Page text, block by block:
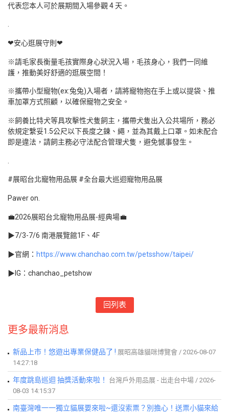
代表您本人可於展期間入場參觀 4 天。
.
❤安心逛展守則❤
※請毛家長衡量毛孩實際身心狀況入場，毛孩身心，我們一同維
護，推動美好舒適的逛展空間！
※攜帶小型寵物(ex:兔兔)入場者，請將寵物抱在手上或以提袋、推
車加罩方式照顧，以確保寵物之安全。
※飼養比特犬等具攻擊性犬隻飼主，攜帶犬隻出入公共場所，務必
依規定繫妥1.5公尺以下長度之鍊、繩，並為其戴上口罩。如未配合
即是違法，請飼主務必守法配合管理犬隻，避免憾事發生。
#展昭台北寵物用品展 #全台最大巡迴寵物用品展
Pawer on.
💼2026展昭台北寵物用品展-經典場💼
▶7/3-7/6 南港展覽館1F、4F
▶官網： https://www.chanchao.com.tw/petsshow/taipei/
▶IG：chanchao_petshow
回列表
更多最新消息
新品上市！悠遊出專業保健品了 ! 展昭高雄貓咪博覽會 / 2026-08-07
14:27:18
年度跳島巡迴 抽獎活動來啦！
台灣戶外用品展 - 出走台中場 / 2026-
08-03 14:15:37
南臺灣唯一一獨立貓展要來啦~還沒索票？別擔心！送票小貓來給